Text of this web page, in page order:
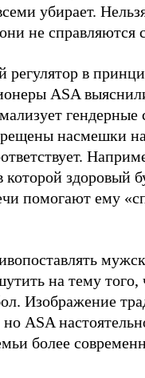
убирает.
не справляются
в
ASA
насмешки
которой здоровый
помогают ему
на тему
Изображение
ASA
более